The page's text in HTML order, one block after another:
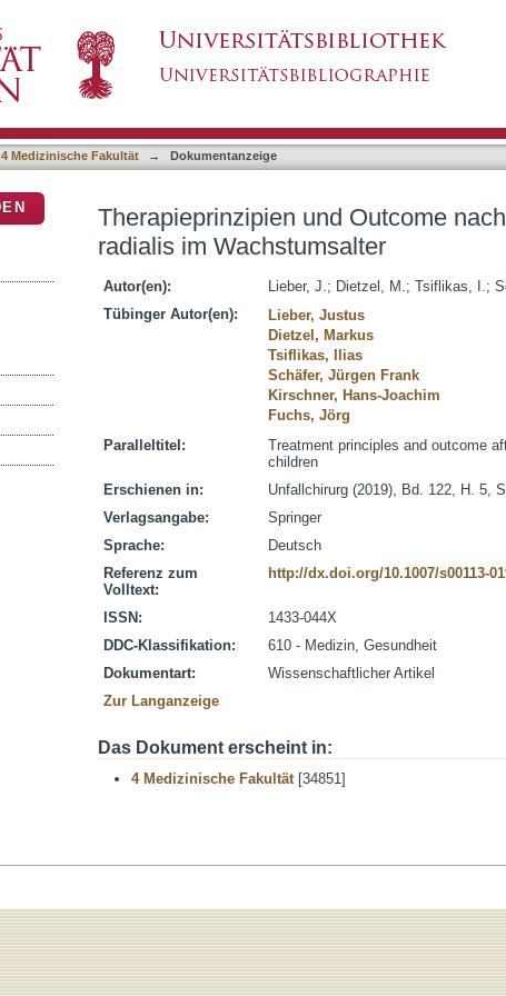
4 Medizinische Fakultät → Dokumentanzeige
Therapieprinzipien und Outcome
radialis im Wachstumsalter
Autor(en): Lieber, J.; Dietzel, M.; Tsiflikas, I.;
Tübinger Autor(en):
Lieber, Justus
Dietzel, Markus
Tsiflikas, Ilias
Schäfer, Jürgen Frank
Kirschner, Hans-Joachim
Fuchs, Jörg
Paralleltitel:
Treatment principles and outcome
children
Erschienen in:
Unfallchirurg (2019), Bd. 122, H. 5,
Verlagsangabe:
Springer
Sprache:
Deutsch
Referenz zum
Volltext:
http://dx.doi.org/10.1007/s00113-
ISSN:
1433-044X
DDC-Klassifikation:
610 - Medizin, Gesundheit
Dokumentart:
Wissenschaftlicher Artikel
Zur Langanzeige
Das Dokument erscheint in:
4 Medizinische Fakultät[34851]